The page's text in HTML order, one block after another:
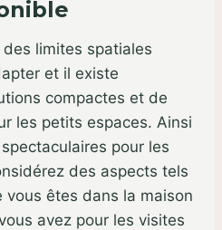
des limites spatiales
et il existe
compactes et de
les petits espaces. Ainsi
pour les
des aspects tels
vous êtes dans la maison
avez pour les visites